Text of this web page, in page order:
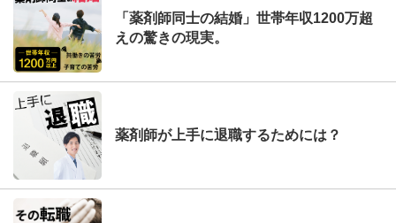
「薬剤師同士の結婚」世帯年収1200万超
えの驚きの現実。
薬剤師が上手に退職するためには？